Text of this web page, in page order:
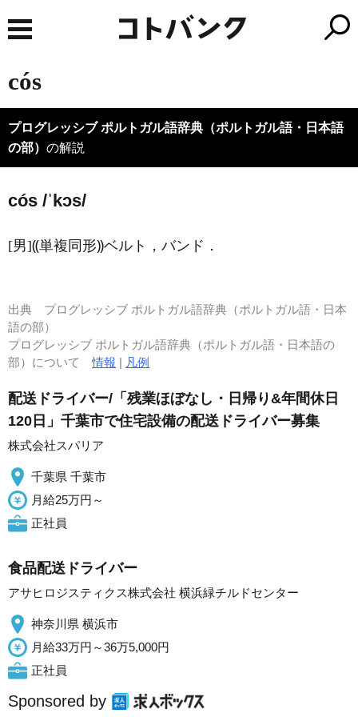
cós
プログレッシブ ポルトガル語辞典（ポルトガル語・日本語
の部） の解説
cós /ˈkɔs/
[男]⸨単複同形⸩ベルト，バンド．
出典 プログレッシブ ポルトガル語辞典（ポルトガル語・日本
語の部）
プログレッシブ ポルトガル語辞典（ポルトガル語・日本語の
部）について情報 | 凡例
配送ドライバー/「残業ほぼなし・日帰り&年間休日
120日」千葉市で住宅設備の配送ドライバー募集
株式会社スパリア
千葉県 千葉市
月給25万円～
正社員
食品配送ドライバー
アサヒロジスティクス株式会社 横浜緑チルドセンター
神奈川県 横浜市
月給33万円～36万5,000円
正社員
Sponsored by